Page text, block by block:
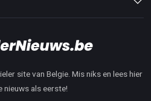
site van Belgie. Mis niks en lees hier
nieuws als eerste!